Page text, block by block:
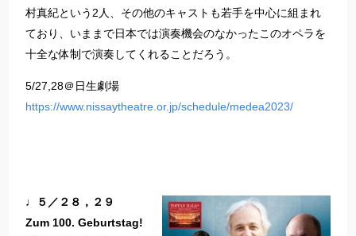
村真紀という2人、その他のキャストも若手を中心に組まれ
ており、いままで日本では演奏機会のなかったこのオペラを
十全な体制で演奏してくれることだろう。
5/27,28＠日生劇場
https://www.nissaytheatre.or.jp/schedule/medea2023/
♩５／２８，２９
Zum 100. Geburtstag!